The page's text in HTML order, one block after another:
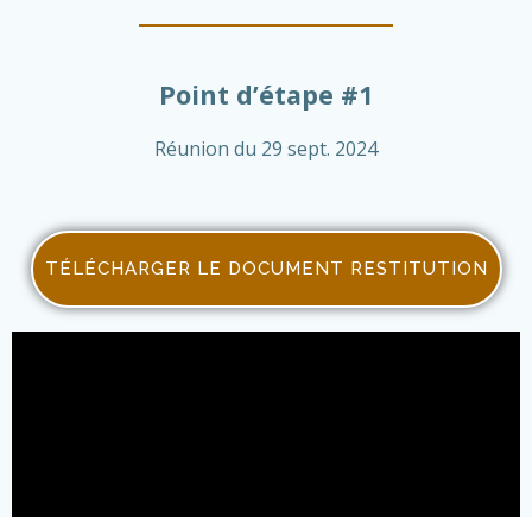
Point d’étape #1
Réunion du 29 sept. 2024
TÉLÉCHARGER LE DOCUMENT RESTITUTION